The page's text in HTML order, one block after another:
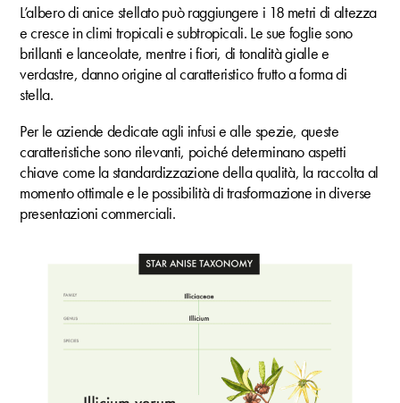
L’albero di anice stellato può raggiungere i 18 metri di altezza
e cresce in climi tropicali e subtropicali. Le sue foglie sono
brillanti e lanceolate, mentre i fiori, di tonalità gialle e
verdastre, danno origine al caratteristico frutto a forma di
stella.
Per le aziende dedicate agli infusi e alle spezie, queste
caratteristiche sono rilevanti, poiché determinano aspetti
chiave come la standardizzazione della qualità, la raccolta al
momento ottimale e le possibilità di trasformazione in diverse
presentazioni commerciali.